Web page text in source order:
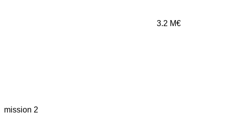
3.2 M€
mission 2